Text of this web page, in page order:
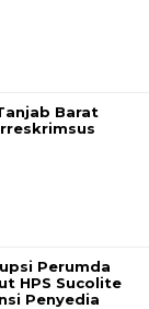
Barat
Perumda
HPS Sucolite
Penyedia